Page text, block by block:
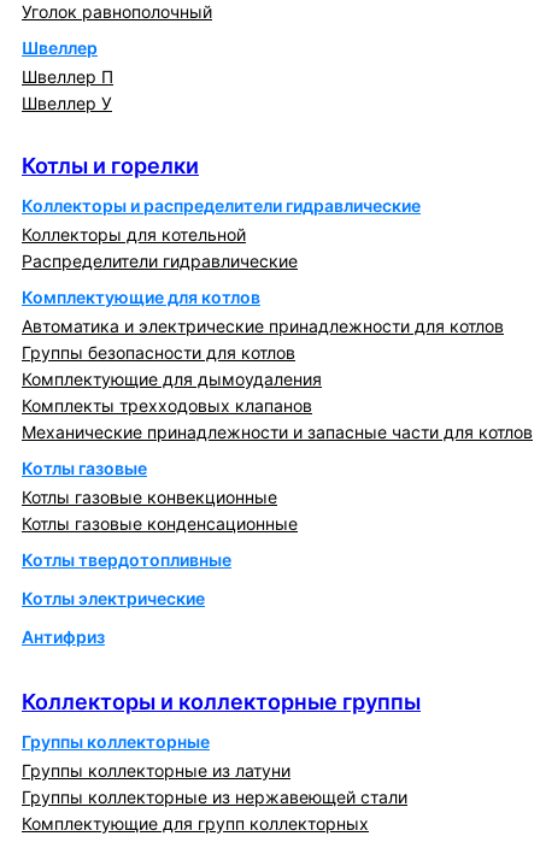
Уголок равнополочный
Швеллер
Швеллер П
Швеллер У
Котлы и горелки
Коллекторы и распределители гидравлические
Коллекторы для котельной
Распределители гидравлические
Комплектующие для котлов
Автоматика и электрические принадлежности для котлов
Группы безопасности для котлов
Комплектующие для дымоудаления
Комплекты трехходовых клапанов
Механические принадлежности и запасные части для котлов
Котлы газовые
Котлы газовые конвекционные
Котлы газовые конденсационные
Котлы твердотопливные
Котлы электрические
Антифриз
Коллекторы и коллекторные группы
Группы коллекторные
Группы коллекторные из латуни
Группы коллекторные из нержавеющей стали
Комплектующие для групп коллекторных